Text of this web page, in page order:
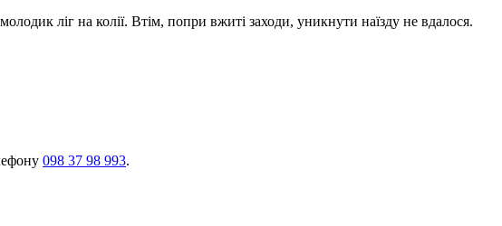
ліг на колії. Втім, попри вжиті заходи, уникнути наїзду не вдалося.
098 37 98 993.